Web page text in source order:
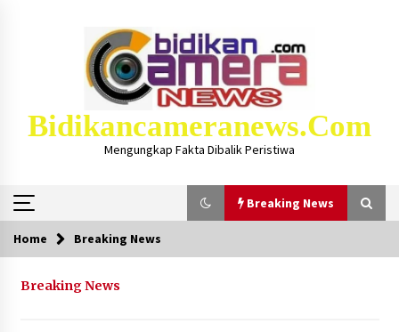
Bidikancameranews.com
Mengungkap Fakta Dibalik Peristiwa
Breaking News
Breaking News
Home Breaking News
Breaking News